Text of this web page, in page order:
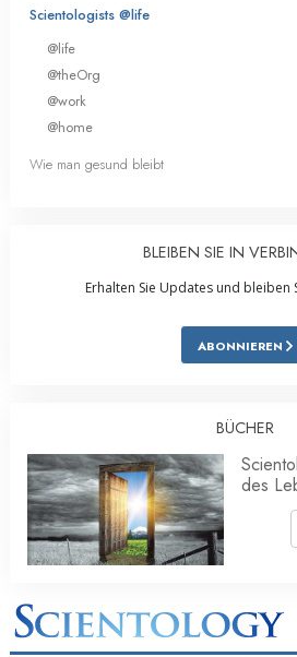
Scientologists @life
@life
@theOrg
@work
@home
Wie man gesund bleibt
BLEIBEN SIE IN
Erhalten Sie Updates und bleiben
ABONNIEREN
BÜCHER
des